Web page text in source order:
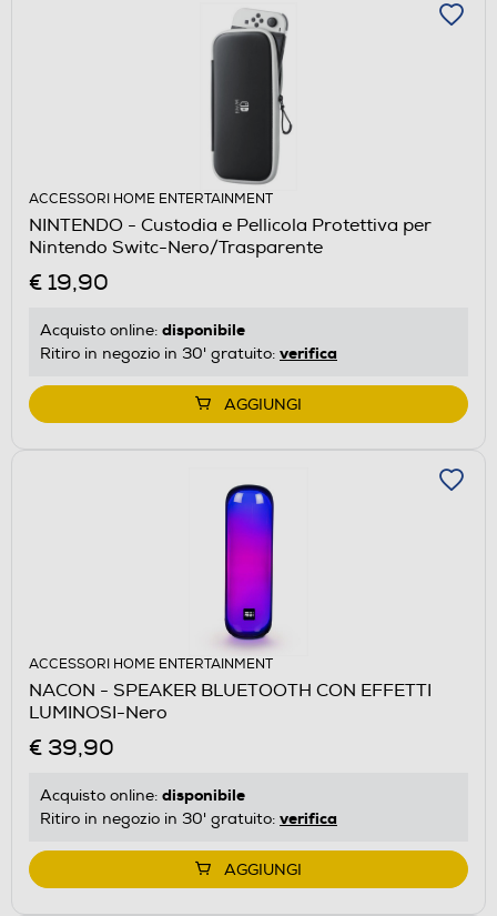
ACCESSORI HOME ENTERTAINMENT
NINTENDO - Custodia e Pellicola Protettiva per
Nintendo Switc-Nero/Trasparente
€ 19,90
Acquisto online: disponibile
Ritiro in negozio in 30' gratuito: verifica
AGGIUNGI
ACCESSORI HOME ENTERTAINMENT
NACON - SPEAKER BLUETOOTH CON EFFETTI
LUMINOSI-Nero
€ 39,90
Acquisto online: disponibile
Ritiro in negozio in 30' gratuito: verifica
AGGIUNGI